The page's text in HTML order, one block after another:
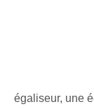
égaliseur, une